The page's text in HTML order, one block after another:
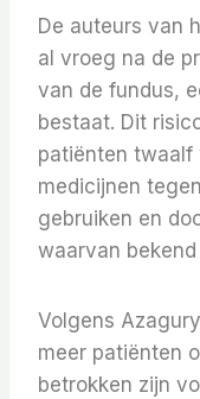
De auteurs van
al vroeg na de
van de fundus,
bestaat. Dit
patiënten twaalf
medicijnen
gebruiken en
waarvan
Volgens
meer patiënten
betrokken zijn